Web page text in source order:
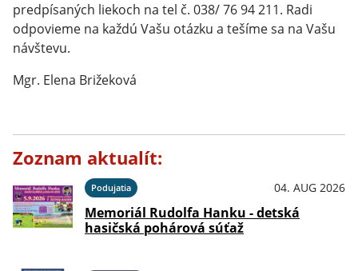
predpísaných liekoch na tel č. 038/ 76 94 211. Radi
odpovieme na každú Vašu otázku a tešíme sa na Vašu
návštevu.
Mgr. Elena Brižeková
Zoznam aktualít:
Podujatia 04. AUG 2026
Memoriál Rudolfa Hanku - detská
hasičská pohárová súťaž